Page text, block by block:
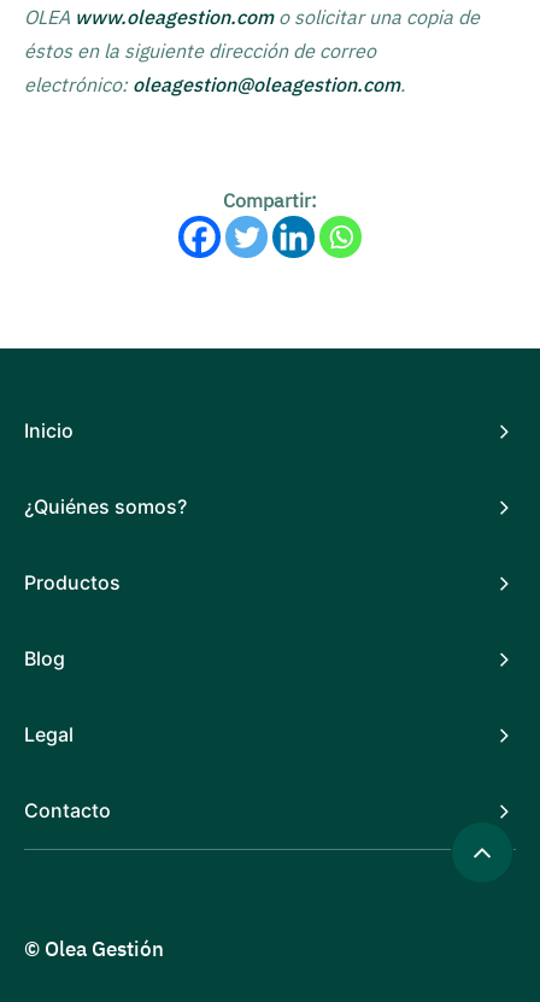
OLEA www.oleagestion.como solicitar una copia de
éstos en la siguiente dirección de correo
electrónico: oleagestion@oleagestion.com.
Compartir:
Inicio
¿Quiénes somos?
Productos
Blog
Legal
Contacto
© Olea Gestión